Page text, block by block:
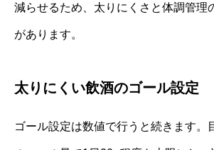
減らせるため、太りにくさと体調管理
があります。
太りにくい飲酒のゴール設定
ゴール設定は数値で行うと続きます。